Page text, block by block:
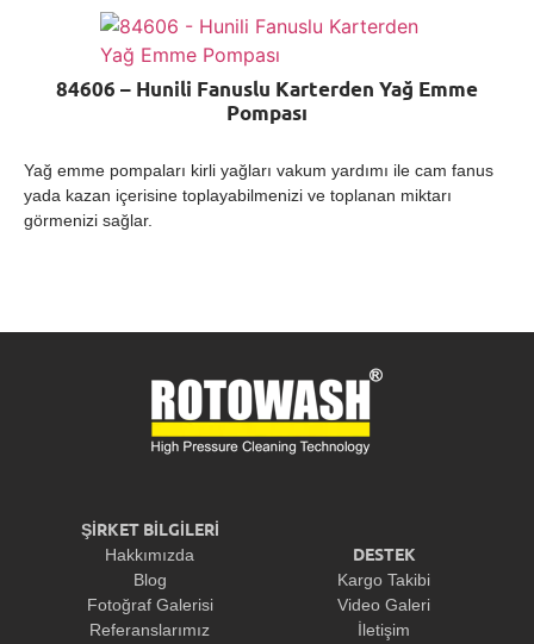
84606 – Hunili Fanuslu Karterden Yağ Emme
Pompası
Yağ emme pompaları kirli yağları vakum yardımı ile cam fanus
yada kazan içerisine toplayabilmenizi ve toplanan miktarı
görmenizi sağlar.
ŞİRKET BİLGİLERİ
Hakkımızda
Blog
Fotoğraf Galerisi
Referanslarımız
DESTEK
Kargo Takibi
Video Galeri
İletişim